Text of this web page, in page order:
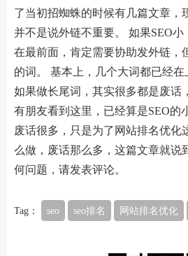
了当初招蜘蛛的时候有几篇文章，
并不是说外链不重要。 如果SEO
在最前面，肯定需要协助发外链，
的词。 基本上，几个大词都已经在
如果做长尾词，其实很多都是废话
有朋友看到这里，已经算是SEO的
废话很多，只是为了网站排名优化
么做，废话那么多，这篇文章就说
何问题，请发表评论。
Tag： seo seo排名 网站排名优化